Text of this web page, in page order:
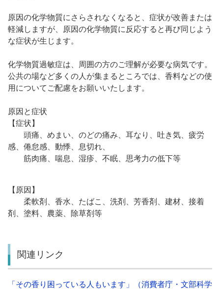
原因の化学物質にさらされなくなると、症状が改善または
軽減しますが、原因の化学物質に反応すると再び同じよう
な症状が生じます。
化学物質過敏症は、周囲の方のご理解が必要な病気です。
公共の場など多くの人が集まるところでは、香料などの使
用についてご配慮をお願いいたします。
原因と症状
【症状】
頭痛、めまい、のどの痛み、耳なり、吐き気、疲労
感、倦怠感、動悸、息切れ、
筋肉痛、喘息、湿疹、不眠、思考力の低下等
【原因】
柔軟剤、香水、たばこ、洗剤、芳香剤、建材、接着
剤、塗料、農薬、除草剤等
関連リンク
「その香り困っている人もいます」（消費者庁・文部科学